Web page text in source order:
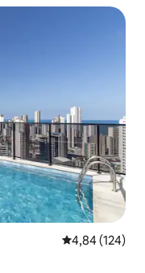
Évaluation
4,84 (124)